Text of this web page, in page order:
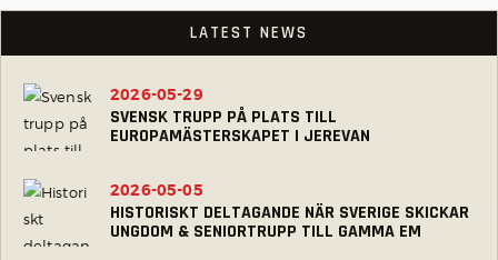
LATEST NEWS
SVENSK TRUPP PÅ PLATS TILL
EUROPAMÄSTERSKAPET I JEREVAN
2026-05-29
HISTORISKT DELTAGANDE NÄR SVERIGE SKICKAR
UNGDOM & SENIORTRUPP TILL GAMMA EM
2026-05-05